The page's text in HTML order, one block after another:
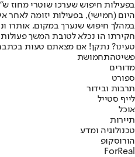
בפעילות חיפוש שערכו שוטרי מחוז
היום (חמישי), בפעילות יזומה לאחר איסוף
חקירתו הו נכלא לטובת המשך
טעינו? נתקן! אם מצאתם טעות
פשיטהתחמושת
מדורים
ספורט
תרבות ובידור
לייף סטייל
אוכל
תיירות
טכנולוגיה ומדע
הורוסקופ
ForReal